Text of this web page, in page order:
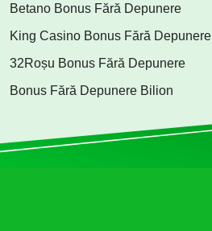
Betano Bonus Fără Depunere
King Casino Bonus Fără Depunere
32Roșu Bonus Fără Depunere
Bonus Fără Depunere Bilion